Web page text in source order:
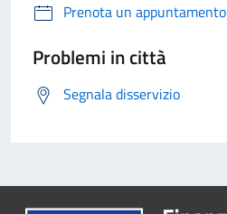
Prenota un appuntamento
Problemi in città
Segnala disservizio